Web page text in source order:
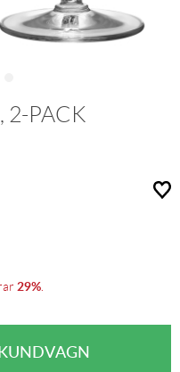
2-PACK
29%